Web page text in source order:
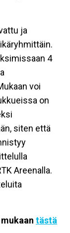
ja
4
voi
on
siten että
Areenalla.
tästä